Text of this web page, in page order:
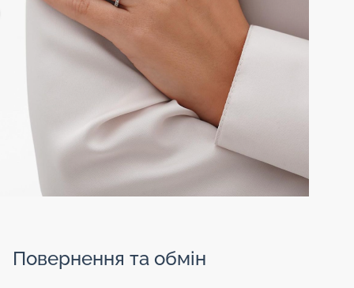
Повернення та обмін